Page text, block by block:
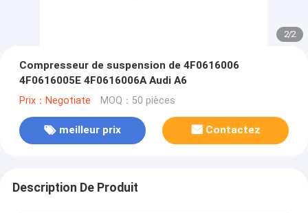
2/2
Compresseur de suspension de 4F0616006
4F0616005E 4F0616006A Audi A6
Prix：Negotiate MOQ：50 pièces
meilleur prix Contactez
Description De Produit